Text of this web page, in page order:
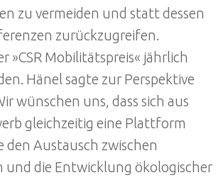
zu vermeiden und statt dessen
zurückzugreifen.
»CSR Mobilitätspreis« jährlich
Hänel sagte zur Perspektive
wünschen uns, dass sich aus
gleichzeitig eine Plattform
den Austausch zwischen
und die Entwicklung ökologischer